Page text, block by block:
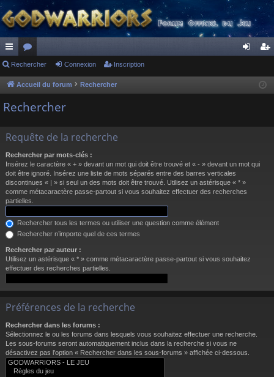
ac
co
ur
s
or
u
m
cri
Rechercher Connexion Inscription
Accueil du forum Rechercher
Rechercher
Requête de la recherche
Rechercher par mots-clés :
Insérez le caractère « + » devant un mot qui doit être trouvé et « - » devant un mot qui
doit être ignoré. Insérez une liste de mots séparés entre des barres verticales
discontinues « | » si seul un des mots doit être trouvé. Utilisez un astérisque « * »
comme métacaractère passe-partout si vous souhaitez effectuer des recherches
partielles.
Rechercher tous les termes ou utiliser une question comme élément
Rechercher n’importe quel de ces termes
Rechercher par auteur :
Utilisez un astérisque « * » comme métacaractère passe-partout si vous souhaitez
effectuer des recherches partielles.
Préférences de la recherche
Rechercher dans les forums :
Sélectionnez le ou les forums dans lesquels vous souhaitez effectuer une recherche.
Les sous-forums seront automatiquement inclus dans la recherche si vous ne
désactivez pas l’option « Rechercher dans les sous-forums » affichée ci-dessous.